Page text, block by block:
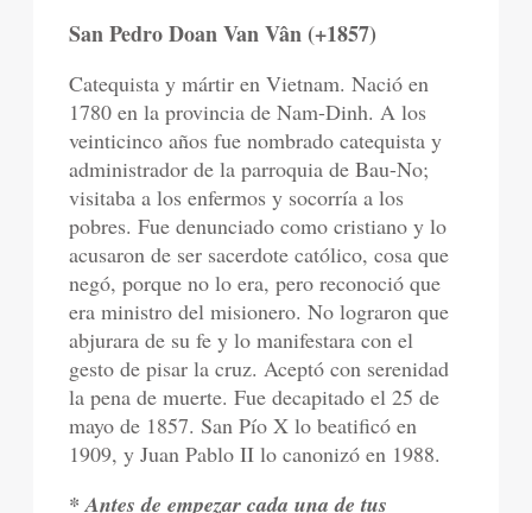
San Pedro Doan Van Vân (+1857)
Catequista y mártir en Vietnam. Nació en
1780 en la provincia de Nam-Dinh. A los
veinticinco años fue nombrado catequista y
administrador de la parroquia de Bau-No;
visitaba a los enfermos y socorría a los
pobres. Fue denunciado como cristiano y lo
acusaron de ser sacerdote católico, cosa que
negó, porque no lo era, pero reconoció que
era ministro del misionero. No lograron que
abjurara de su fe y lo manifestara con el
gesto de pisar la cruz. Aceptó con serenidad
la pena de muerte. Fue decapitado el 25 de
mayo de 1857. San Pío X lo beatificó en
1909, y Juan Pablo II lo canonizó en 1988.
* Antes de empezar cada una de tus